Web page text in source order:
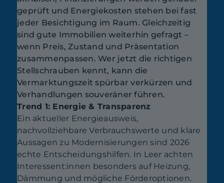
geprüft und Energiekosten stehen bei fast
jeder Besichtigung im Raum. Gleichzeitig
sind gute Immobilien weiterhin gefragt –
wenn Preis, Zustand und Präsentation
zusammenpassen. Wer jetzt die richtigen
Stellschrauben kennt, kann die
Vermarktungszeit spürbar verkürzen und
Verhandlungen souveräner führen.
Trend 1: Energie & Transparenz
Ein aktueller Energieausweis,
nachvollziehbare Verbrauchswerte und klare
Aussagen zu Modernisierungen sind 2026
echte Entscheidungshilfen. In Leer achten
Interessent:innen besonders auf Heizung,
Dämmung und mögliche Förderoptionen.